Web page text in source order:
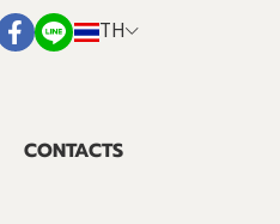
TH
CONTACTS